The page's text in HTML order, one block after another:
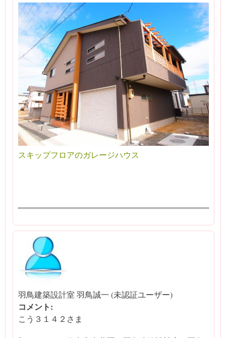
スキップフロアのガレージハウス
羽鳥建築設計室 羽鳥誠一 (未認証ユーザー)
コメント:
こう３１４２さま